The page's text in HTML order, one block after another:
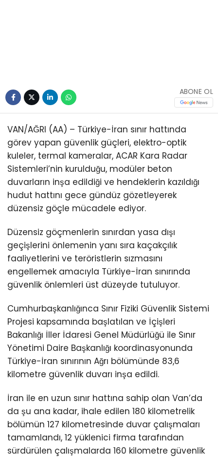
ABONE OL
VAN/AĞRI (AA) – Türkiye-İran sınır hattında
görev yapan güvenlik güçleri, elektro-optik
kuleler, termal kameralar, ACAR Kara Radar
Sistemleri’nin kurulduğu, modüler beton
duvarların inşa edildiği ve hendeklerin kazıldığı
hudut hattını gece gündüz gözetleyerek
düzensiz göçle mücadele ediyor.
Düzensiz göçmenlerin sınırdan yasa dışı
geçişlerini önlemenin yanı sıra kaçakçılık
faaliyetlerini ve teröristlerin sızmasını
engellemek amacıyla Türkiye-İran sınırında
güvenlik önlemleri üst düzeyde tutuluyor.
Cumhurbaşkanlığınca Sınır Fiziki Güvenlik Sistemi
Projesi kapsamında başlatılan ve İçişleri
Bakanlığı İller İdaresi Genel Müdürlüğü ile Sınır
Yönetimi Daire Başkanlığı koordinasyonunda
Türkiye-İran sınırının Ağrı bölümünde 83,6
kilometre güvenlik duvarı inşa edildi.
İran ile en uzun sınır hattına sahip olan Van’da
da şu ana kadar, ihale edilen 180 kilometrelik
bölümün 127 kilometresinde duvar çalışmaları
tamamlandı, 12 yüklenici firma tarafından
sürdürülen çalışmalarda 160 kilometre güvenlik